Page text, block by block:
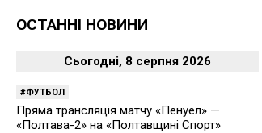
ОСТАННІ НОВИНИ
Сьогодні, 8 серпня 2026
ФУТБОЛ
Пряма трансляція матчу «Пенуел» —
«Полтава-2» на «Полтавщині Спорт»